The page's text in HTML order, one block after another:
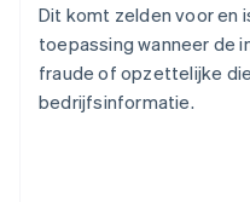
Dit komt zelden voor en
toepassing wanneer de
fraude of opzettelijke
bedrijfsinformatie.